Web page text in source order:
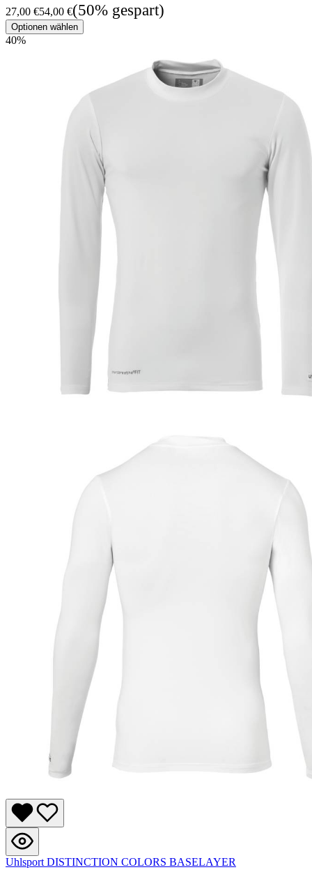
27,00 €54,00 €(50% gespart)
Optionen wählen
40%
Uhlsport DISTINCTION COLORS BASELAYER